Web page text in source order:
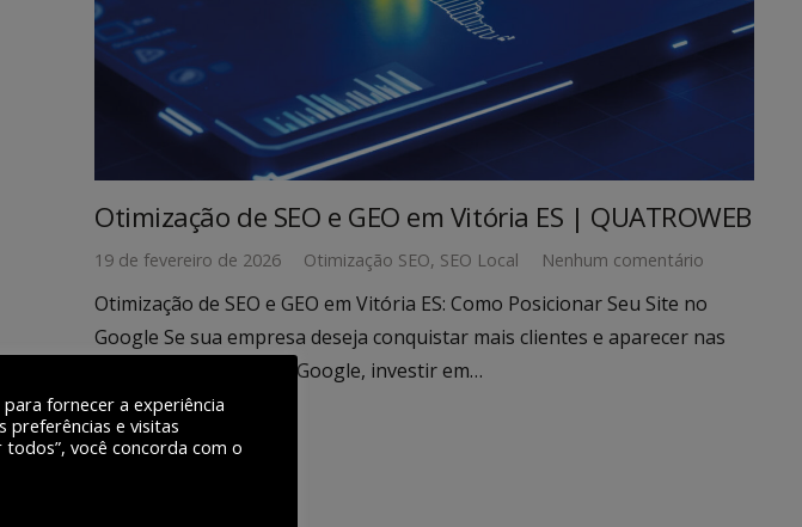
Otimização de SEO e GEO em Vitória ES | QUATROWEB
19 de fevereiro de 2026 Otimização SEO, SEO Local Nenhum comentário
Otimização de SEO e GEO em Vitória ES: Como Posicionar Seu Site no
Google Se sua empresa deseja conquistar mais clientes e aparecer nas
primeiras posições do Google, investir em…
LER MAIS
fornecer a experiência
preferências e visitas
todos”, você concorda com o